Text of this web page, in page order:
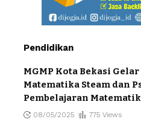
Pendidikan
MGMP Kota Bekasi
Matematika Steam dan
Pembelajaran
08/05/2025 775 Views